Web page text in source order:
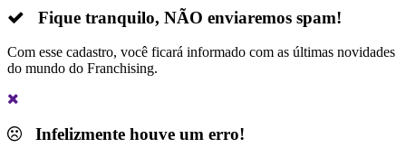
Fique tranquilo, NÃO enviaremos spam!
Com esse cadastro, você ficará informado com as últimas novidades
do mundo do Franchising.
Infelizmente houve um erro!